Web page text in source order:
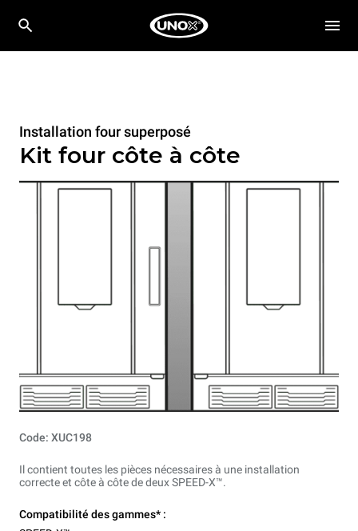
Installation four superposé
Kit four côte à côte
Code: XUC198
Il contient toutes les pièces nécessaires à une installation
correcte et côte à côte de deux SPEED-X™.
Compatibilité des gammes* :